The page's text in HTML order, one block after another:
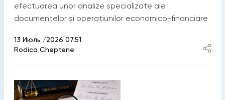
efectuarea unor analize specializate ale
documentelor și operațiunilor economico-financiare
13 Июль /2026 07:51
Rodica Cheptene